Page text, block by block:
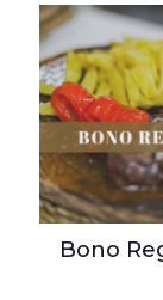
Bono